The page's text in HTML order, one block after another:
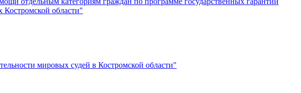
области"
мировых судей в Костромской области"